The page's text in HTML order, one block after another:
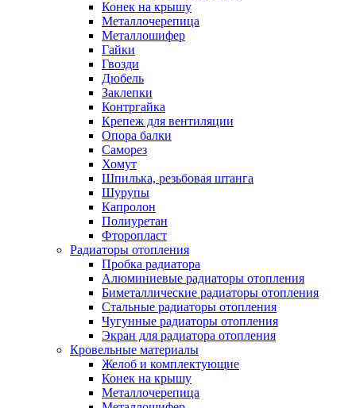
Конек на крышу
Металлочерепица
Металлошифер
Гайки
Гвозди
Дюбель
Заклепки
Контргайка
Крепеж для вентиляции
Опора балки
Саморез
Хомут
Шпилька, резьбовая штанга
Шурупы
Капролон
Полиуретан
Фторопласт
Радиаторы отопления
Пробка радиатора
Алюминиевые радиаторы отопления
Биметаллические радиаторы отопления
Стальные радиаторы отопления
Чугунные радиаторы отопления
Экран для радиатора отопления
Кровельные материалы
Желоб и комплектующие
Конек на крышу
Металлочерепица